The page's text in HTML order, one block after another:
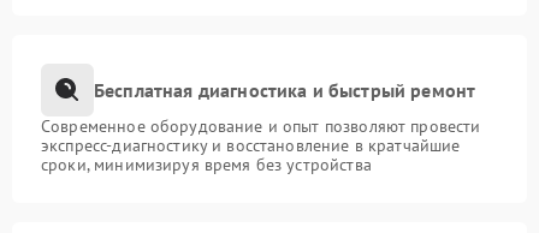
Бесплатная диагностика и быстрый ремонт
Современное оборудование и опыт позволяют провести
экспресс-диагностику и восстановление в кратчайшие
сроки, минимизируя время без устройства